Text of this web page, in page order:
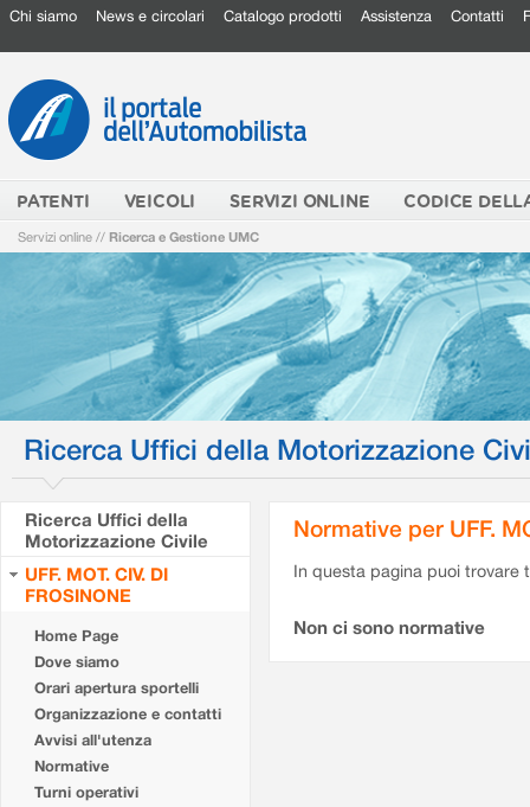
Chi siamo News e circolari Catalogo prodotti Assistenza Contatti
PATENTI VEICOLI SERVIZI ONLINE CODICE
Servizi online // Ricerca e Gestione UMC
Ricerca Uffici della Motorizzazione
Ricerca Uffici della
Motorizzazione Civile
UFF. MOT. CIV. DI
FROSINONE
Home Page
Dove siamo
Orari apertura sportelli
Organizzazione e contatti
Avvisi all'utenza
Normative
Turni operativi
Normative per UFF.
In questa pagina puoi
Non ci sono normative